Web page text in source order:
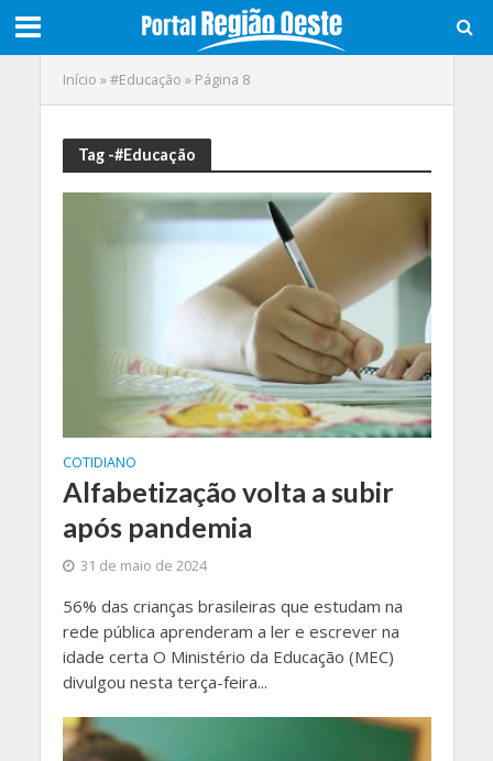
Início »#Educação » Página 8
Tag -#Educação
COTIDIANO
Alfabetização volta a subir
após pandemia
31 de maio de 2024
56% das crianças brasileiras que estudam na
rede pública aprenderam a ler e escrever na
idade certa O Ministério da Educação (MEC)
divulgou nesta terça-feira...